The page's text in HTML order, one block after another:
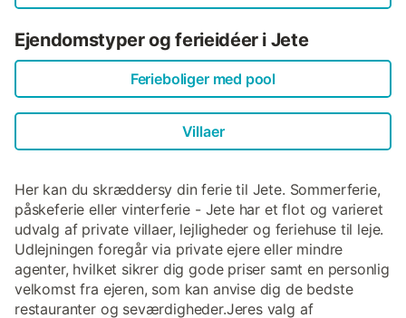
Ejendomstyper og ferieidéer i Jete
Ferieboliger med pool
Villaer
Her kan du skræddersy din ferie til Jete. Sommerferie,
påskeferie eller vinterferie - Jete har et flot og varieret
udvalg af private villaer, lejligheder og feriehuse til leje.
Udlejningen foregår via private ejere eller mindre
agenter, hvilket sikrer dig gode priser samt en personlig
velkomst fra ejeren, som kan anvise dig de bedste
restauranter og seværdigheder.Jeres valg af